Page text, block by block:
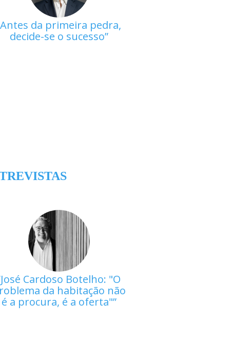
Antes da primeira pedra,
decide-se o sucesso
José Cardoso Botelho: "O
da habitação não
é a procura, é a oferta"